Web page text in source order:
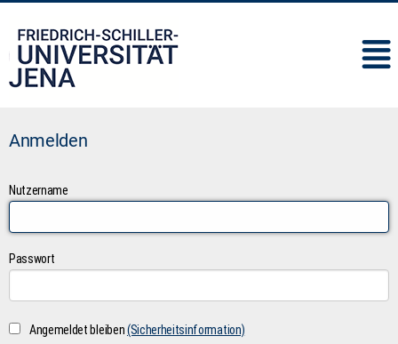
Anmelden
Nutzername
Passwort
Angemeldet bleiben(Sicherheitsinformation)